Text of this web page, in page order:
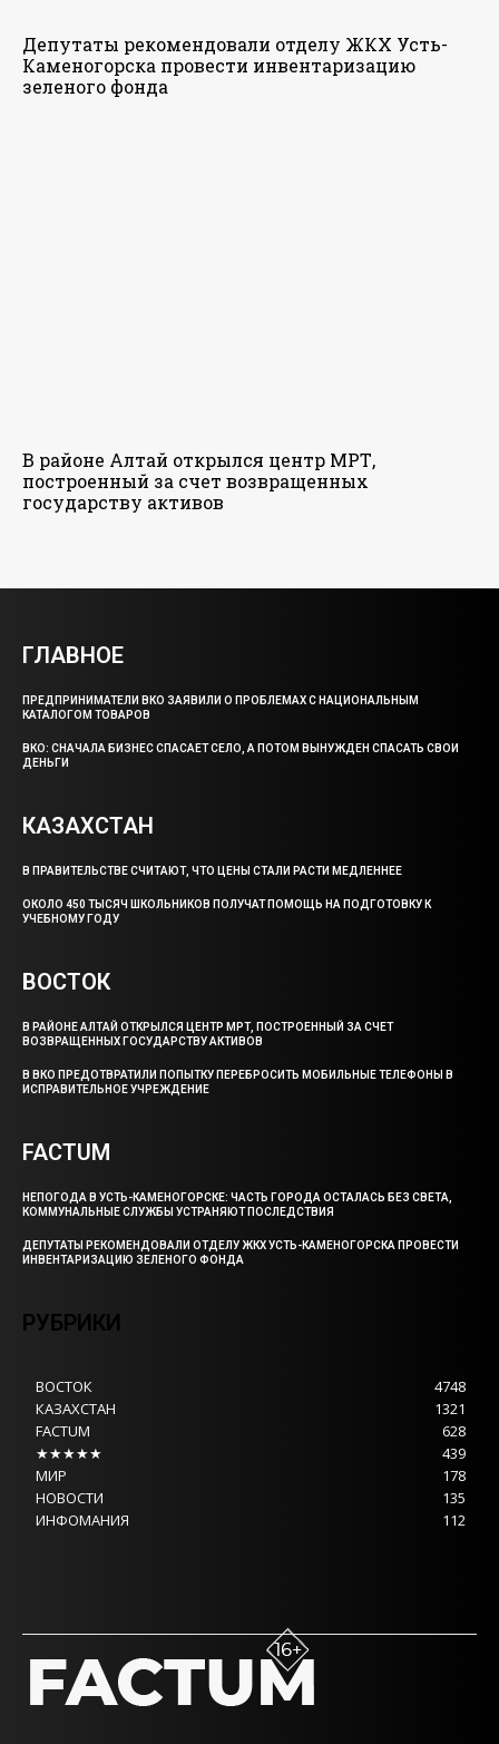
Депутаты рекомендовали отделу ЖКХ Усть-
Каменогорска провести инвентаризацию
зеленого фонда
В районе Алтай открылся центр МРТ,
построенный за счет возвращенных
государству активов
ГЛАВНОЕ
ПРЕДПРИНИМАТЕЛИ ВКО ЗАЯВИЛИ О ПРОБЛЕМАХ С НАЦИОНАЛЬНЫМ
КАТАЛОГОМ ТОВАРОВ
ВКО: СНАЧАЛА БИЗНЕС СПАСАЕТ СЕЛО, А ПОТОМ ВЫНУЖДЕН СПАСАТЬ СВОИ
ДЕНЬГИ
КАЗАХСТАН
В ПРАВИТЕЛЬСТВЕ СЧИТАЮТ, ЧТО ЦЕНЫ СТАЛИ РАСТИ МЕДЛЕННЕЕ
ОКОЛО 450 ТЫСЯЧ ШКОЛЬНИКОВ ПОЛУЧАТ ПОМОЩЬ НА ПОДГОТОВКУ К
УЧЕБНОМУ ГОДУ
ВОСТОК
В РАЙОНЕ АЛТАЙ ОТКРЫЛСЯ ЦЕНТР МРТ, ПОСТРОЕННЫЙ ЗА СЧЕТ
ВОЗВРАЩЕННЫХ ГОСУДАРСТВУ АКТИВОВ
В ВКО ПРЕДОТВРАТИЛИ ПОПЫТКУ ПЕРЕБРОСИТЬ МОБИЛЬНЫЕ ТЕЛЕФОНЫ В
ИСПРАВИТЕЛЬНОЕ УЧРЕЖДЕНИЕ
FACTUM
НЕПОГОДА В УСТЬ-КАМЕНОГОРСКЕ: ЧАСТЬ ГОРОДА ОСТАЛАСЬ БЕЗ СВЕТА,
КОММУНАЛЬНЫЕ СЛУЖБЫ УСТРАНЯЮТ ПОСЛЕДСТВИЯ
ДЕПУТАТЫ РЕКОМЕНДОВАЛИ ОТДЕЛУ ЖКХ УСТЬ-КАМЕНОГОРСКА ПРОВЕСТИ
ИНВЕНТАРИЗАЦИЮ ЗЕЛЕНОГО ФОНДА
РУБРИКИ
ВОСТОК
4748
КАЗАХСТАН
1321
FACTUM
628
★★★★★
439
МИР
178
НОВОСТИ
135
ИНФОМАНИЯ
112